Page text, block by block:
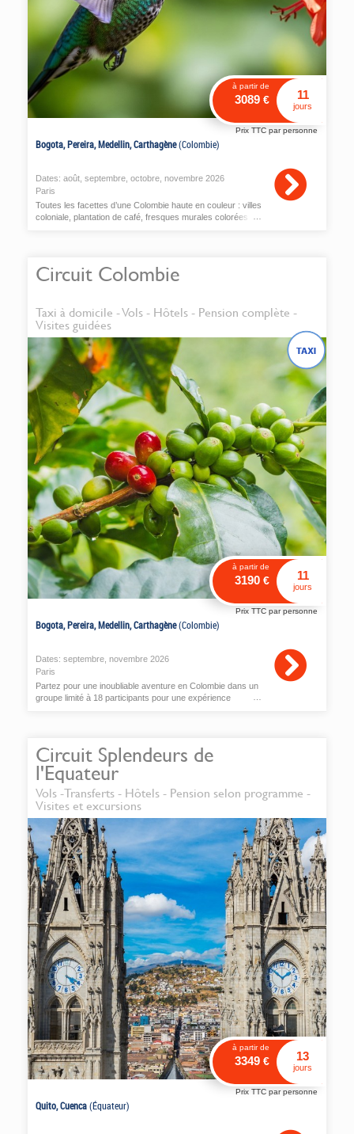
à partir de
3089€ 11
jours
Prix TTC par personne
Bogota, Pereira, Medellin, Carthagène(Colombie)
Dates: août septembre octobre novembre 2026
Paris
Toutes les facettes d’une Colombie haute en couleur : villes
coloniale, plantation de café, fresques murales colorées et
Circuit Colombie
Taxi à domicile - Vols - Hôtels - Pension complète -
Visites guidées
à partir de
3190€ 11
jours
Prix TTC par personne
Bogota, Pereira, Medellin, Carthagène(Colombie)
Dates: septembre novembre 2026
Paris
Partez pour une inoubliable aventure en Colombie dans un
groupe limité à 18 participants pour une expérience
Circuit Splendeurs de
l'Equateur
Vols -Transferts - Hôtels - Pension selon programme -
Visites et excursions
à partir de
3349€ 13
jours
Prix TTC par personne
Quito, Cuenca(Équateur)